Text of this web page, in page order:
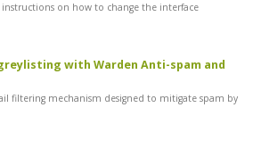
instructions on how to change the interface
with Warden Anti-spam and
filtering mechanism designed to mitigate spam by